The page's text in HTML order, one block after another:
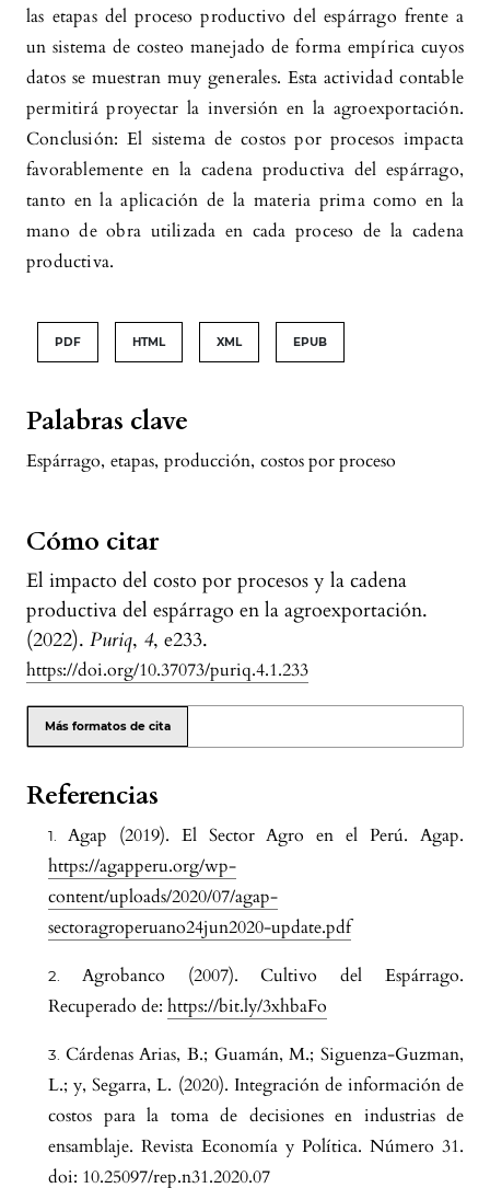
Palabras clave
Espárrago, etapas, producción, costos por proceso
Cómo citar
El impacto del costo por procesos y la cadena
productiva del espárrago en la agroexportación.
(2022). Puriq, 4, e233.
https://doi.org/10.37073/puriq.4.1.233
Más formatos de cita
las etapas del proceso productivo del espárrago frente a
un sistema de costeo manejado de forma empírica cuyos
datos se muestran muy generales. Esta actividad contable
permitirá proyectar la inversión en la agroexportación.
Conclusión: El sistema de costos por procesos impacta
favorablemente en la cadena productiva del espárrago,
tanto en la aplicación de la materia prima como en la
mano de obra utilizada en cada proceso de la cadena
productiva.
PDF HTML XML EPUB
Referencias
Agap (2019). El Sector Agro en el Perú. Agap.
https://agapperu.org/wp-
content/uploads/2020/07/agap-
sectoragroperuano24jun2020-update.pdf
Agrobanco (2007). Cultivo del Espárrago.
Recuperado de: https://bit.ly/3xhbaFo
Cárdenas Arias, B.; Guamán, M.; Siguenza-Guzman,
L.; y, Segarra, L. (2020). Integración de información de
costos para la toma de decisiones en industrias de
ensamblaje. Revista Economía y Política. Número 31.
doi: 10.25097/rep.n31.2020.07